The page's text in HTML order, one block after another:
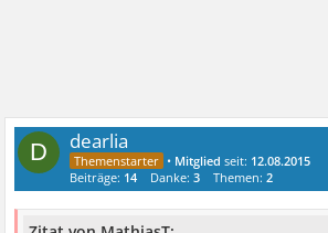
D dearlia
• Mitglied seit: 12.08.2015
Beiträge: 14 Danke:3 Themen:2